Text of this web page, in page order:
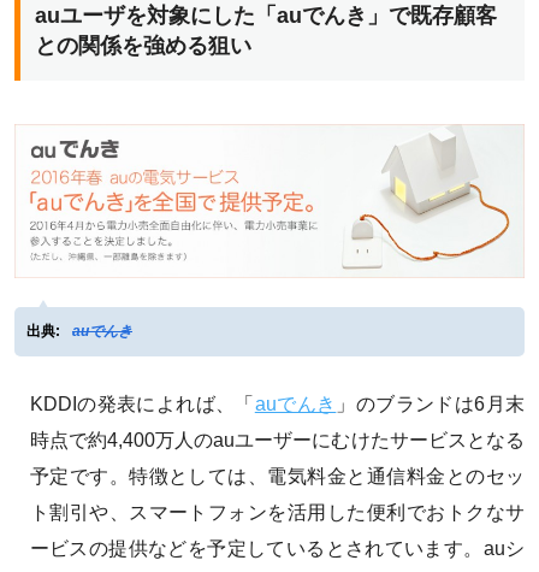
auユーザを対象にした「auでんき」で既存顧客
との関係を強める狙い
出典: auでんき
KDDIの発表によれば、「 auでんき 」のブランドは6月末
時点で約4,400万人のauユーザーにむけたサービスとなる
予定です。特徴としては、電気料金と通信料金とのセッ
ト割引や、スマートフォンを活用した便利でおトクなサ
ービスの提供などを予定しているとされています。auシ